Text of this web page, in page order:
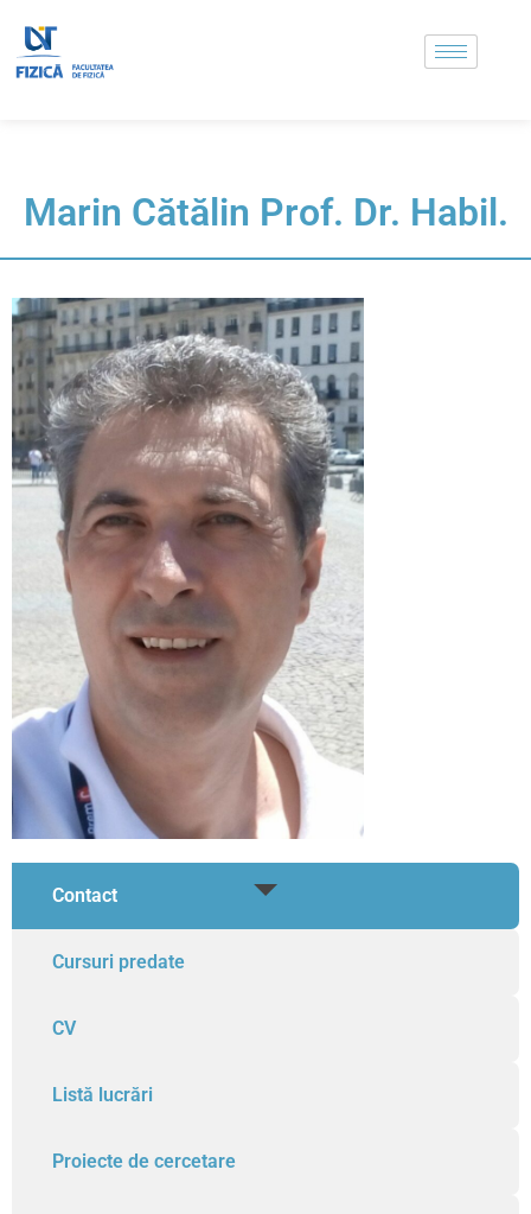
Marin Cătălin Prof. Dr. Habil.
Contact
Cursuri predate
CV
Listă lucrări
Proiecte de cercetare